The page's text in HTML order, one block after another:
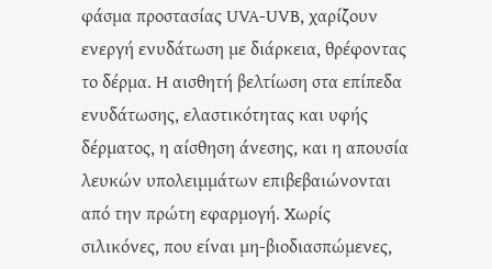
φάσμα προστασίας UVA-UVB, χαρίζουν
ενεργή ενυδάτωση με διάρκεια, θρέφοντας
το δέρμα. Η αισθητή βελτίωση στα επίπεδα
ενυδάτωσης, ελαστικότητας και υφής
δέρματος, η αίσθηση άνεσης, και η απουσία
λευκών υπολειμμάτων επιβεβαιώνονται
από την πρώτη εφαρμογή. Χωρίς
σιλικόνες, που είναι μη-βιοδιασπώμενες,